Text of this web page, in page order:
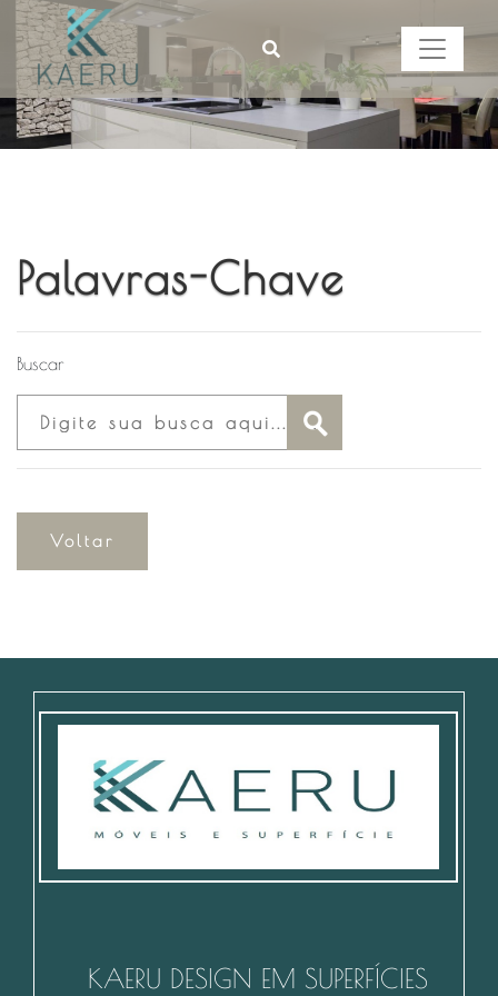
Palavras-Chave
Buscar
Voltar
KAERU DESIGN EM SUPERFÍCIES